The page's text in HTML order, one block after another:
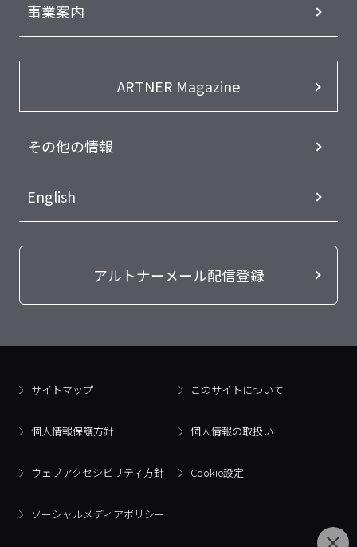
事業案内
ARTNER Magazine
その他の情報
English
アルトナーメール配信登録
サイトマップ このサイトについて
個人情報保護方針 個人情報の取扱い
ウェブアクセシビリティ方針 Cookie設定
ソーシャルメディアポリシー